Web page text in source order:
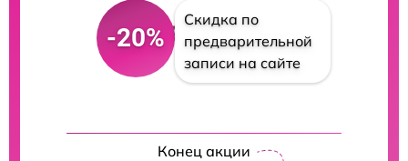
-20%
Скидка по
предварительной
записи на сайте
Конец акции